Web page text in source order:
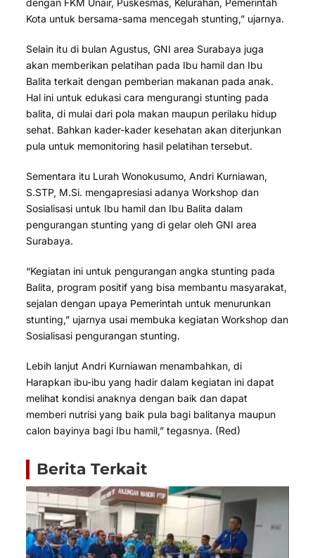
dengan FKM Unair, Puskesmas, Kelurahan, Pemerintah
Kota untuk bersama-sama mencegah stunting,” ujarnya.
Selain itu di bulan Agustus, GNI area Surabaya juga
akan memberikan pelatihan pada Ibu hamil dan Ibu
Balita terkait dengan pemberian makanan pada anak.
Hal ini untuk edukasi cara mengurangi stunting pada
balita, di mulai dari pola makan maupun perilaku hidup
sehat. Bahkan kader-kader kesehatan akan diterjunkan
pula untuk memonitoring hasil pelatihan tersebut.
Sementara itu Lurah Wonokusumo, Andri Kurniawan,
S.STP, M.Si. mengapresiasi adanya Workshop dan
Sosialisasi untuk Ibu hamil dan Ibu Balita dalam
pengurangan stunting yang di gelar oleh GNI area
Surabaya.
“Kegiatan ini untuk pengurangan angka stunting pada
Balita, program positif yang bisa membantu masyarakat,
sejalan dengan upaya Pemerintah untuk menurunkan
stunting,” ujarnya usai membuka kegiatan Workshop dan
Sosialisasi pengurangan stunting.
Lebih lanjut Andri Kurniawan menambahkan, di
Harapkan ibu-ibu yang hadir dalam kegiatan ini dapat
melihat kondisi anaknya dengan baik dan dapat
memberi nutrisi yang baik pula bagi balitanya maupun
calon bayinya bagi Ibu hamil,” tegasnya. (Red)
Berita Terkait